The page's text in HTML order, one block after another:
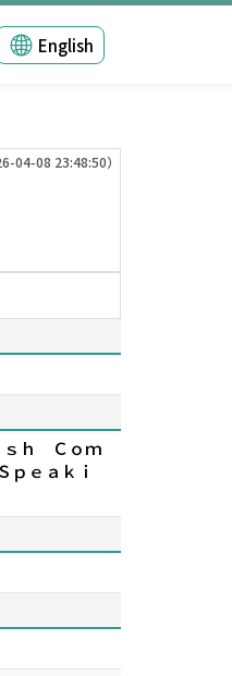
English
04-08 23:48:50）
ｓｈ Ｃｏｍ
ｅａｋｉ